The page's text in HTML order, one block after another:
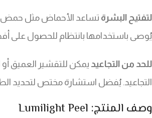
لتفتيح البشرة تساعد الأحماض مثل حمض
يُوصى باستخدامها بانتظام للحصول على
للحد من التجاعيد يمكن للتقشير العميق
التجاعيد. يُفضل استشارة مختص لتحديد
وصف المنتج: Lumilight Peel